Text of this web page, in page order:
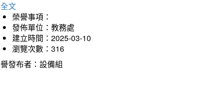
文
榮譽事項：
發佈單位：教務處
建立時間：2025-03-10
瀏覽次數：316
發布者：設備組